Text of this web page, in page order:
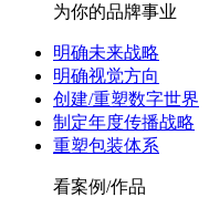
为你的品牌事业
明确未来战略
明确视觉方向
创建/重塑数字世界
制定年度传播战略
重塑包装体系
看案例/作品